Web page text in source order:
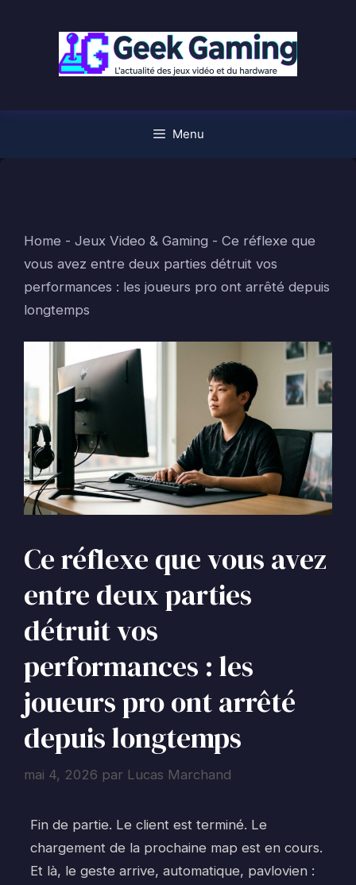
Menu
Home - Jeux Video & Gaming - Ce réflexe que
vous avez entre deux parties détruit vos
performances : les joueurs pro ont arrêté depuis
longtemps
Ce réflexe que vous avez
entre deux parties
détruit vos
performances : les
joueurs pro ont arrêté
depuis longtemps
mai 4, 2026 par Lucas Marchand
Fin de partie. Le client est terminé. Le
chargement de la prochaine map est en cours.
Et là, le geste arrive, automatique, pavlovien :